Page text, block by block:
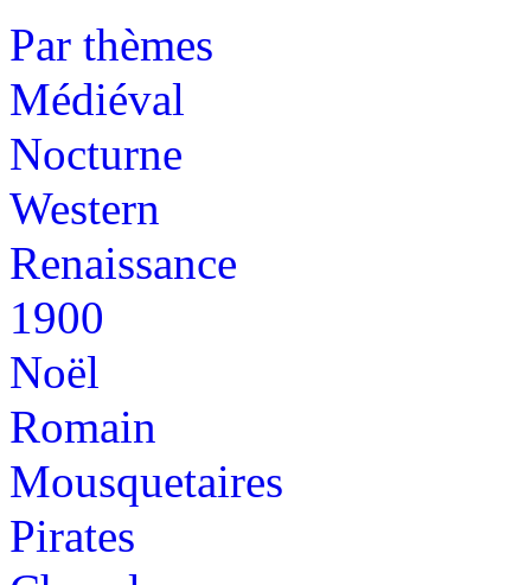
Par thèmes
Médiéval
Nocturne
Western
Renaissance
1900
Noël
Romain
Mousquetaires
Pirates